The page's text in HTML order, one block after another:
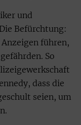
und
Befürchtung:
führen,
So
dass die
seien, um